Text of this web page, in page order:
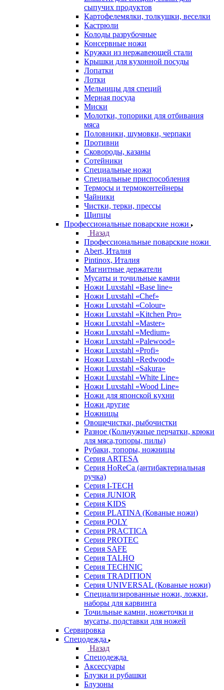
сыпучих продуктов
Картофелемялки, толкушки, веселки
Кастрюли
Колоды разрубочные
Консервные ножи
Кружки из нержавеющей стали
Крышки для кухонной посуды
Лопатки
Лотки
Мельницы для специй
Мерная посуда
Миски
Молотки, топорики для отбивания
мяса
Половники, шумовки, черпаки
Противни
Сковороды, казаны
Сотейники
Специальные ножи
Специальные приспособления
Термосы и термоконтейнеры
Чайники
Чистки, терки, прессы
Щипцы
Профессиональные поварские ножи
Назад
Профессиональные поварские ножи
Abert, Италия
Pintinox, Италия
Магнитные держатели
Мусаты и точильные камни
Ножи Luxstahl «Base line»
Ножи Luxstahl «Chef»
Ножи Luxstahl «Colour»
Ножи Luxstahl «Kitchen Pro»
Ножи Luxstahl «Master»
Ножи Luxstahl «Medium»
Ножи Luxstahl «Palewood»
Ножи Luxstahl «Profi»
Ножи Luxstahl «Redwood»
Ножи Luxstahl «Sakura»
Ножи Luxstahl «White Line»
Ножи Luxstahl «Wood Line»
Ножи для японской кухни
Ножи другие
Ножницы
Овощечистки, рыбочистки
Разное (Кольчужные перчатки, крюки
для мяса,топоры, пилы)
Рубаки, топоры, ножницы
Серия ARTESA
Серия HoReCa (антибактериальная
ручка)
Серия I-TECH
Серия JUNIOR
Серия KIDS
Серия PLATINA (Кованые ножи)
Серия POLY
Серия PRACTICA
Серия PROTEC
Серия SAFE
Серия TALHO
Серия TECHNIC
Серия TRADITION
Серия UNIVERSAL (Кованые ножи)
Специализированные ножи, ложки,
наборы для карвинга
Точильные камни, ножеточки и
мусаты, подставки для ножей
Сервировка
Спецодежда
Назад
Спецодежда
Аксессуары
Блузки и рубашки
Блузоны